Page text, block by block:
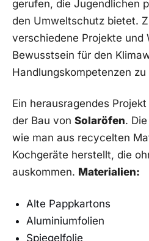
⁤gerufen, die ⁤Jugendlichen
den Umweltschutz bietet.
‌verschiedene ⁤Projekte und
Bewusstsein für den
Handlungskompetenzen zu
Ein herausragendes
der Bau von Solaröfen.‌
wie man aus recycelten
Kochgeräte herstellt,⁤ die
auskommen. Materialien:
Alte Pappkartons
Aluminiumfolien
Spiegelfolie